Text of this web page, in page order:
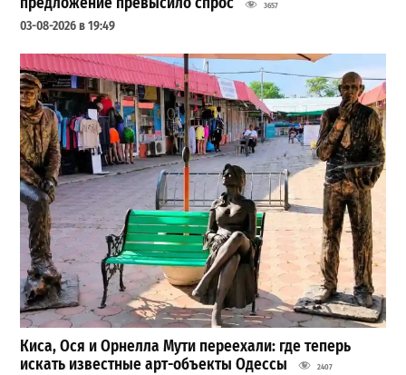
3657
03-08-2026 в 19:49
Киса, Ося и Орнелла Мути переехали: где теперь
искать известные арт-объекты Одессы
2407